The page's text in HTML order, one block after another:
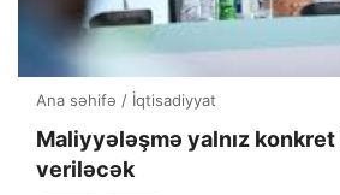
Ana səhifə / İqtisadiyyat
Maliyyələşmə yalnız
veriləcək